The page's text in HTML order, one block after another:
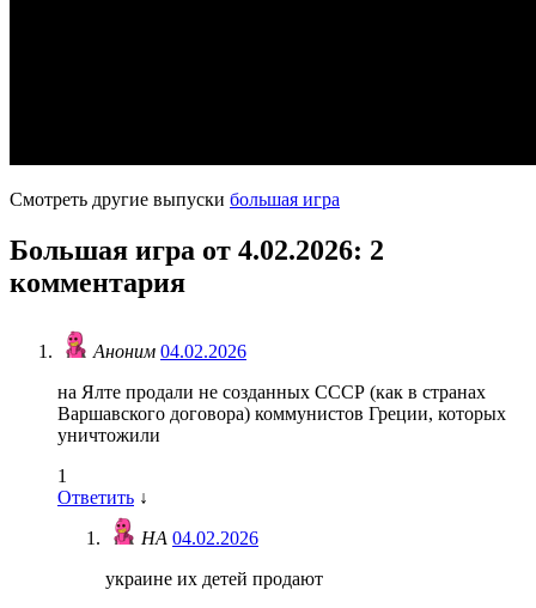
Смотреть другие выпуски большая игра
Большая игра от 4.02.2026: 2
комментария
Аноним 04.02.2026
на Ялте продали не созданных СССР (как в странах
Варшавского договора) коммунистов Греции, которых
уничтожили
1
Ответить ↓
НА 04.02.2026
украине их детей продают